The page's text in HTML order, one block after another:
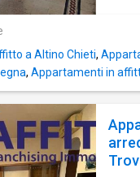
letto
a Altino Chieti,
, Appartamenti in